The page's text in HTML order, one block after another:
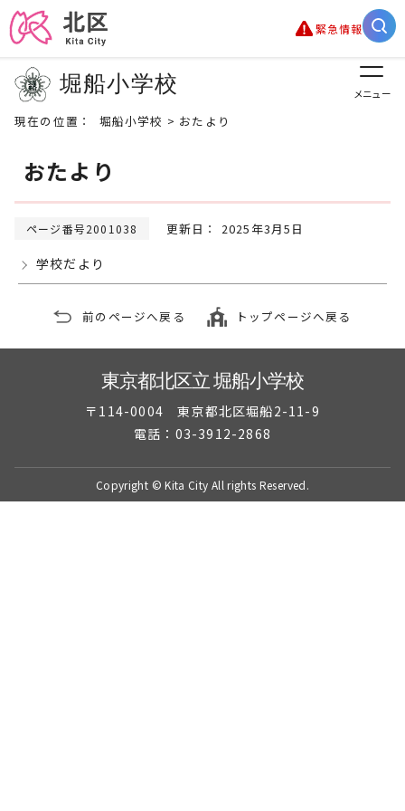
緊急情報
堀船小学校 メニュー
現在の位置： 堀船小学校 > おたより
おたより
ページ番号2001038 更新日： 2025年3月5日
学校だより
前のページへ戻る トップページへ戻る
東京都北区立 堀船小学校
〒114-0004 東京都北区堀船2-11-9
電話：03-3912-2868
Copyright © Kita City All rights Reserved.